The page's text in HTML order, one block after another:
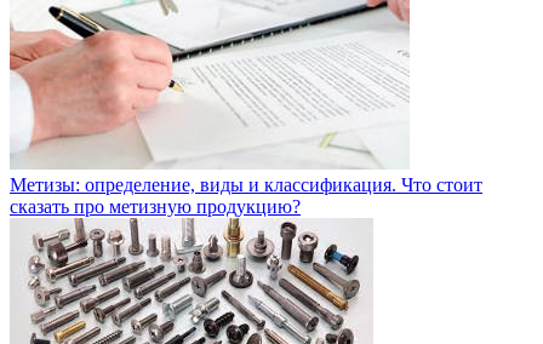
Метизы: определение, виды и классификация. Что стоит
сказать про метизную продукцию?